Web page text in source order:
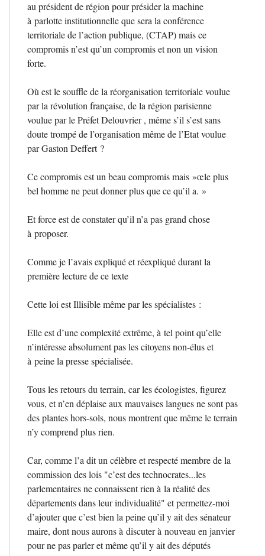
au président de région pour présider la machine
à parlotte institutionnelle que sera la conférence
territoriale de l’action publique, (CTAP) mais ce
compromis n’est qu’un compromis et non un vision
forte.
Où est le souffle de la réorganisation territoriale voulue
par la révolution française, de la région parisienne
voulue par le Préfet Delouvrier , même s’il s’est sans
doute trompé de l’organisation même de l’Etat voulue
par Gaston Deffert ?
Ce compromis est un beau compromis mais »œle plus
bel homme ne peut donner plus que ce qu’il a. »
Et force est de constater qu’il n’a pas grand chose
à proposer.
Comme je l’avais expliqué et réexpliqué durant la
première lecture de ce texte
Cette loi est Illisible même par les spécialistes :
Elle est d’une complexité extrême, à tel point qu’elle
n’intéresse absolument pas les citoyens non-élus et
à peine la presse spécialisée.
Tous les retours du terrain, car les écologistes, figurez
vous, et n’en déplaise aux mauvaises langues ne sont pas
des plantes hors-sols, nous montrent que même le terrain
n’y comprend plus rien.
Car, comme l’a dit un célèbre et respecté membre de la
commission des lois "c’est des technocrates...les
parlementaires ne connaissent rien à la réalité des
départements dans leur individualité" et permettez-moi
d’ajouter que c’est bien la peine qu’il y ait des sénateur
maire, dont nous aurons à discuter à nouveau en janvier
pour ne pas parler et même qu’il y ait des députés